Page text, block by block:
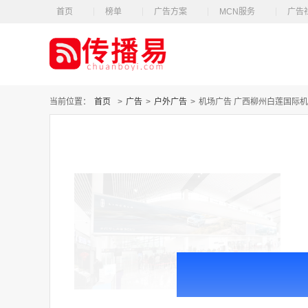
首页 榜单 广告方案 MCN服务 广告
当前位置： 首页 > 广告 > 户外广告 > 机场广告 广西柳州白莲国际